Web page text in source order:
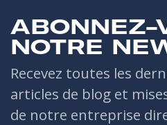
ABONNEZ-
NOTRE
Recevez toutes les
articles de blog et
de notre entreprise